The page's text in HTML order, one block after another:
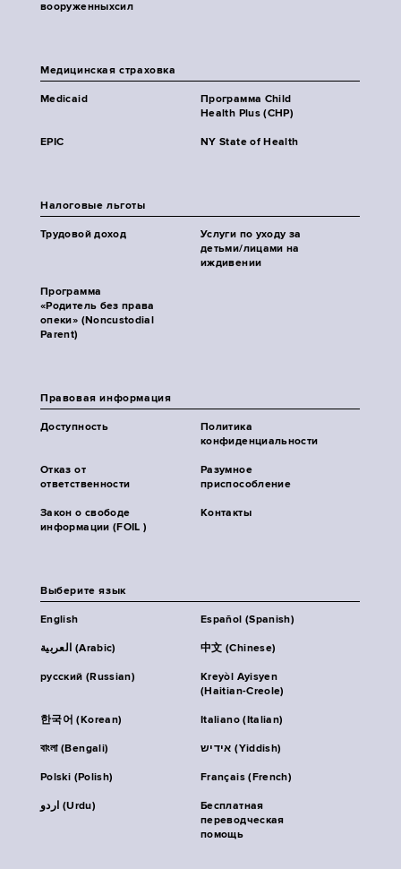
вооруженныхсил
Медицинская страховка
Medicaid
Программа Child
Health Plus (CHP)
EPIC NY State of Health
Налоговые льготы
Трудовой доход
Услуги по уходу за
детьми/лицами на
иждивении
Программа
«Родитель без права
опеки» (Noncustodial
Parent)
Правовая информация
Доступность
Политика
конфиденциальности
Отказ от
ответственности
Разумное
приспособление
Закон о свободе
информации (FOIL )
Контакты
Выберите язык
English Español (Spanish)
العربية (Arabic) 中文 (Chinese)
русский (Russian)
Kreyòl Ayisyen
(Haitian-Creole)
한국어 (Korean) Italiano (Italian)
বাংলা (Bengali) אידיש (Yiddish)
Polski (Polish) Français (French)
اردو (Urdu)
Бесплатная
переводческая
помощь